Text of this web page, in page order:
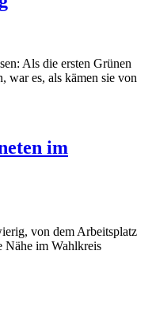
Als die ersten Grünen
war es, als kämen sie von
im
von dem Arbeitsplatz
Nähe im Wahlkreis